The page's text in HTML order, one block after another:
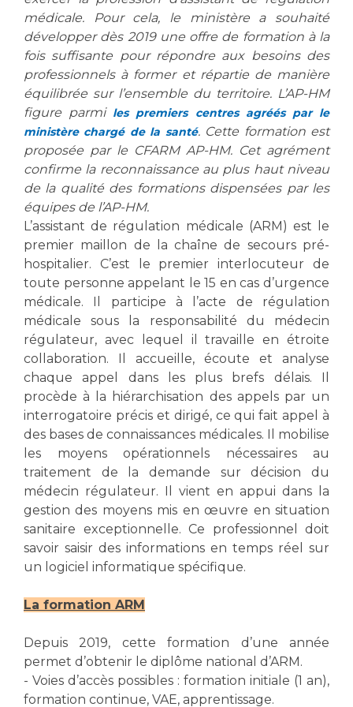
Salon des familles
Transports sanitaires
Vos droits, vos devoirs
Handicap
Handi 13
Pôle Médecine Physique et Réadaptation
Accueil sourds et malentendants
Charte Romain Jacob
Mouvement Parcours Handicap 13
Activité physique
Cancer
Médecine nucléaire
Maladies rares
Maternité Hôpital Nord
La Commission Des Usagers (CDU)
Les Comités Locaux des Usagers
Les structures de recherche
Écoles et Instituts de Formation
Plateforme des internes
Professionnels de santé
Adresser un patient
Réseaux de soins
Adresser un examen au Laboratoire de Biologie
Médicale
Radiologie / Imagerie
Cancérologie
Les pôles d'activité médicale
Anatomie et Cytologie Pathologiques
Adresser un examen au Laboratoire d'Infectiologie
Centres de référence Maladies Rares
Plateforme d'Expertise Maladies Rares
Presse / Multimédia
Communiqués de presse
Dossiers de presse
Fournisseurs
Rôles et missions
médicale. Pour cela, le ministère a souhaité
développer dès 2019 une offre de formation à la
fois suffisante pour répondre aux besoins des
professionnels à former et répartie de manière
équilibrée sur l’ensemble du territoire. L’AP-HM
figure parmi les premiers centres agréés par le
ministère chargé de la santé. Cette formation est
proposée par le CFARM AP-HM. Cet agrément
confirme la reconnaissance au plus haut niveau
de la qualité des formations dispensées par les
équipes de l’AP-HM.
L’assistant de régulation médicale (ARM) est le
premier maillon de la chaîne de secours pré-
hospitalier. C’est le premier interlocuteur de
toute personne appelant le 15 en cas d’urgence
médicale. Il participe à l’acte de régulation
médicale sous la responsabilité du médecin
régulateur, avec lequel il travaille en étroite
collaboration. Il accueille, écoute et analyse
chaque appel dans les plus brefs délais. Il
procède à la hiérarchisation des appels par un
interrogatoire précis et dirigé, ce qui fait appel à
des bases de connaissances médicales. Il mobilise
les moyens opérationnels nécessaires au
traitement de la demande sur décision du
médecin régulateur. Il vient en appui dans la
gestion des moyens mis en œuvre en situation
sanitaire exceptionnelle. Ce professionnel doit
savoir saisir des informations en temps réel sur
un logiciel informatique spécifique.
La formation ARM
Depuis 2019, cette formation d’une année
permet d’obtenir le diplôme national d’ARM.
- Voies d’accès possibles : formation initiale (1 an),
formation continue, VAE, apprentissage.